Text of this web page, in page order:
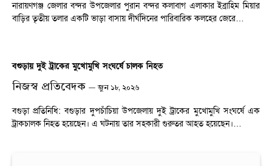
নারায়ণগঞ্জ জেলার বন্দর উপজেলার পুরান বন্দর কলাবাগ এলাকার ইব্রাহিম মিয়ার
বাড়ির তৃতীয় তলার একটি ভাড়া বাসায় দীর্ঘদিনের পারিবারিক কলহের জেরে…
বগুড়ায় দুই ট্রাকের মুখোমুখি সংঘর্ষে চালক নিহত
নিজস্ব প্রতিবেদক জুন ১৮, ২০২৬
বগুড়া প্রতিনিধি: বগুড়ার দুপচাঁচিয়া উপজেলায় দুই ট্রাকের মুখোমুখি সংঘর্ষে এক
ট্রাকচালক নিহত হয়েছেন। এ ঘটনায় তার সহকারী গুরুতর আহত হয়েছেন।…